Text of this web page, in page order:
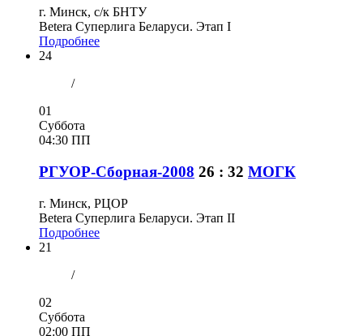
г. Минск, с/к БНТУ
Betera Суперлига Беларуси. Этап I
Подробнее
24
/
01
Суббота
04:30 ПП
РГУОР-Сборная-2008 26 : 32 МОГК
г. Минск, РЦОР
Betera Суперлига Беларуси. Этап II
Подробнее
21
/
02
Суббота
02:00 ПП